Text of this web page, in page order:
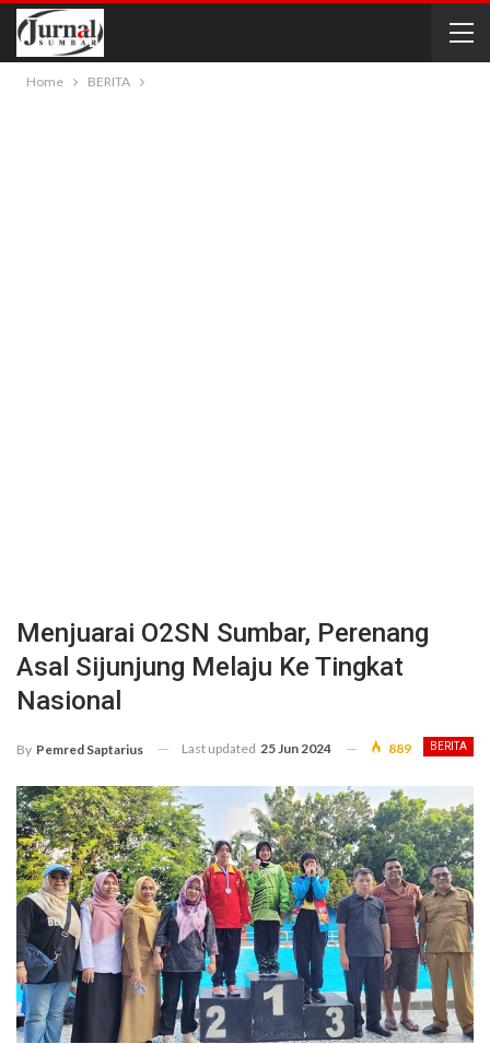
Home BERITA
Menjuarai O2SN Sumbar, Perenang
Asal Sijunjung Melaju Ke Tingkat
Nasional
BERITA
By Pemred Saptarius Last updated 25 Jun 2024 889